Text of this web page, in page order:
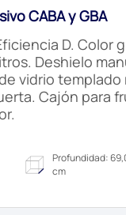
CABA y GBA
D. Color
Deshielo
vidrio templado
Cajón para
Profundidad:
cm